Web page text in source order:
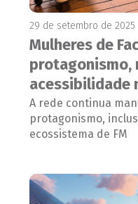
29 de setembro de 2025
Mulheres de
protagonismo,
acessibilidade
A rede continua
protagonismo,
ecossistema de FM